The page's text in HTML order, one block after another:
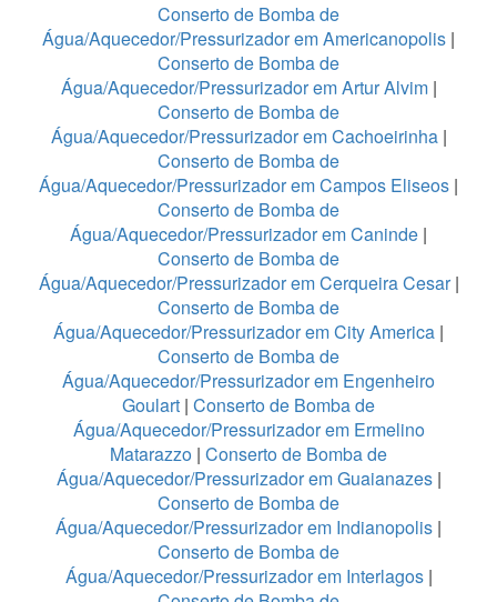
Conserto de Bomba de
Água/Aquecedor/Pressurizador em Americanopolis |
Conserto de Bomba de
Água/Aquecedor/Pressurizador em Artur Alvim |
Conserto de Bomba de
Água/Aquecedor/Pressurizador em Cachoeirinha|
Conserto de Bomba de
Água/Aquecedor/Pressurizador em Campos Eliseos |
Conserto de Bomba de
Água/Aquecedor/Pressurizador em Caninde |
Conserto de Bomba de
Água/Aquecedor/Pressurizador em Cerqueira Cesar|
Conserto de Bomba de
Água/Aquecedor/Pressurizador em City America |
Conserto de Bomba de
Água/Aquecedor/Pressurizador em Engenheiro
Goulart | Conserto de Bomba de
Água/Aquecedor/Pressurizador em Ermelino
Matarazzo | Conserto de Bomba de
Água/Aquecedor/Pressurizador em Guaianazes|
Conserto de Bomba de
Água/Aquecedor/Pressurizador em Indianopolis |
Conserto de Bomba de
Água/Aquecedor/Pressurizador em Interlagos|